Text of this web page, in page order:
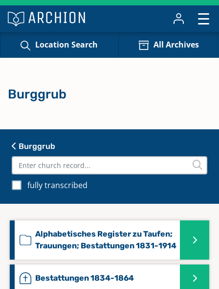
Location Search All Archives
Burggrub
fully transcribed
Alphabetisches Register zu Taufen;
Trauungen; Bestattungen 1831-1914
Bestattungen 1834-1864
Burggrub